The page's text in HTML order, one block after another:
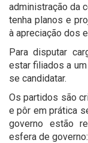
administração da
tenha planos e
à apreciação dos
Para disputar
estar filiados a
se candidatar.
Os partidos são
e pôr em prática
governo estão
esfera de